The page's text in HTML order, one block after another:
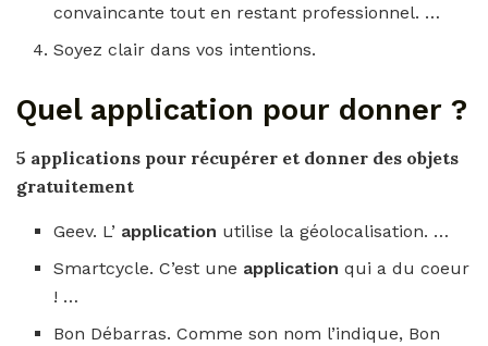
convaincante tout en restant professionnel. …
Soyez clair dans vos intentions.
Quel application pour donner ?
5 applications pour récupérer et donner des objets
gratuitement
Geev. L’ application utilise la géolocalisation. …
Smartcycle. C’est une applicationqui a du coeur
! …
Bon Débarras. Comme son nom l’indique, Bon